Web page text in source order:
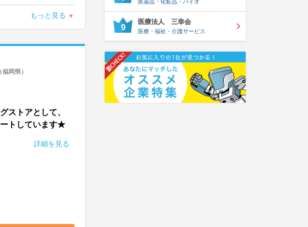
もっと見る
岡県）
ストアとして、
トしています★
詳細を見る
医薬品・化粧品・バイオ
9
医療法人 三幸会
医療・福祉・介護サービス